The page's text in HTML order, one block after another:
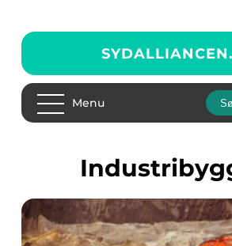
SYDALLIANCEN.
Menu